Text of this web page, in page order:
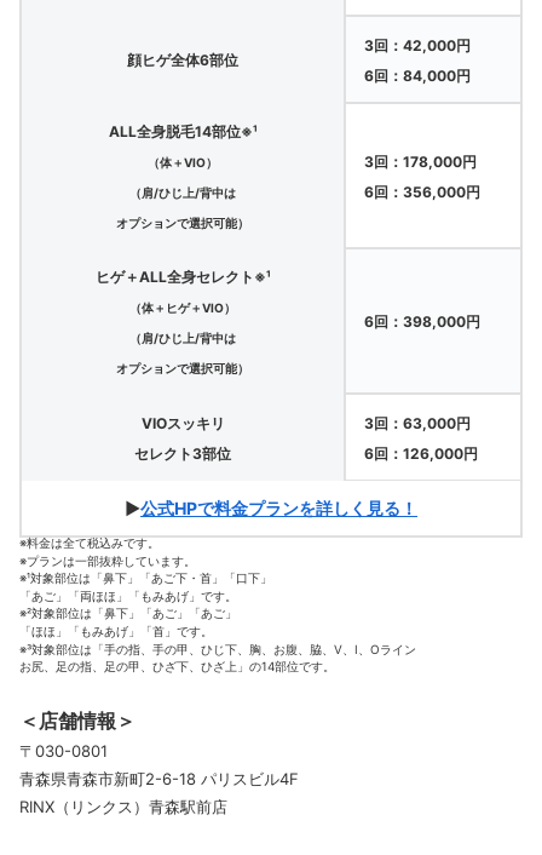
顔ヒゲ全体6部位
3回：42,000円
6回：84,000円
ALL全身脱毛14部位※¹
（体＋VIO）
（肩/ひじ上/背中は
オプションで選択可能）
3回：178,000円
6回：356,000円
ヒゲ＋ALL全身セレクト※¹
（体＋ヒゲ＋VIO）
（肩/ひじ上/背中は
オプションで選択可能）
6回：398,000円
VIOスッキリ
セレクト3部位
3回：63,000円
6回：126,000円
▶公式HPで料金プランを詳しく見る！
※料金は全て税込みです。
※プランは一部抜粋しています。
※¹対象部位は「鼻下」「あご下・首」「口下」
「あご」「両ほほ」「もみあげ」です。
※²対象部位は「鼻下」「あご」「あご」
「ほほ」「もみあげ」「首」です。
※³対象部位は「手の指、手の甲、ひじ下、胸、お腹、脇、V、I、Oライン
お尻、足の指、足の甲、ひざ下、ひざ上」の14部位です。
＜店舗情報＞
〒030-0801
青森県青森市新町2-6-18 パリスビル4F
RINX（リンクス）青森駅前店